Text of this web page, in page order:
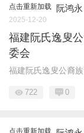
点击重新加载 阮鸿永
2025-12-20
福建阮氏逸叟
委会
福建阮氏逸叟公裔
722 0
点击重新加载